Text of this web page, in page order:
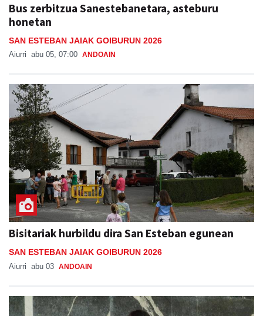
Bus zerbitzua Sanestebanetara, asteburu
honetan
SAN ESTEBAN JAIAK GOIBURUN 2026
Aiurri abu 05, 07:00 ANDOAIN
Bisitariak hurbildu dira San Esteban egunean
SAN ESTEBAN JAIAK GOIBURUN 2026
Aiurri abu 03 ANDOAIN